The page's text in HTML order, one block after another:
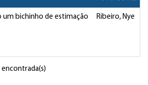
um bichinho de estimação Ribeiro, Nye
encontrada(s)